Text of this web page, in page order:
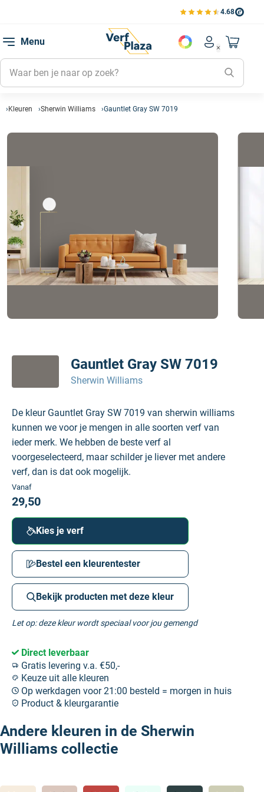
4.68
Bekijk de verfplaza
Menu
Account
Mijn
Mijn
Mijn
Naar
Kleuren Sherwin Williams Gauntlet Gray SW 7019
Gauntlet Gray SW 7019
Sherwin Williams
De kleur Gauntlet Gray SW 7019 van sherwin williams
kunnen we voor je mengen in alle soorten verf van
ieder merk. We hebben de beste verf al
voorgeselecteerd, maar schilder je liever met andere
verf, dan is dat ook mogelijk.
Vanaf
29,50
Kies je verf
Bestel een kleurentester
Bekijk producten met deze kleur
Let op: deze kleur wordt speciaal voor jou gemengd
Direct leverbaar
Gratis levering v.a. €50,-
Keuze uit alle kleuren
Op werkdagen voor 21:00 besteld = morgen in huis
Product & kleurgarantie
Andere kleuren in de Sherwin
Williams collectie